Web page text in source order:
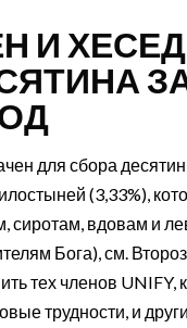
И
для сбора
(3,33%),
сиротам, вдовам и
Бога), см.
тех членов UNIFY,
трудности, и